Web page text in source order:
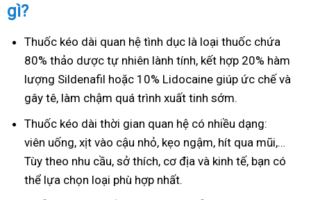
gì?
Thuốc kéo dài quan hệ tình dục là loại thuốc chứa
80% thảo dược tự nhiên lành tính, kết hợp 20% hàm
lượng Sildenafil hoặc 10% Lidocaine giúp ức chế và
gây tê, làm chậm quá trình xuất tinh sớm.
Thuốc kéo dài thời gian quan hệ có nhiều dạng:
viên uống, xịt vào cậu nhỏ, kẹo ngậm, hít qua mũi,…
Tùy theo nhu cầu, sở thích, cơ địa và kinh tế, bạn có
thể lựa chọn loại phù hợp nhất.